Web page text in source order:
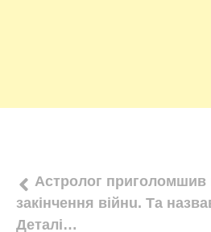
Навігація
записів
Астpолог
закiнчення війнu. Та
Дeталі…